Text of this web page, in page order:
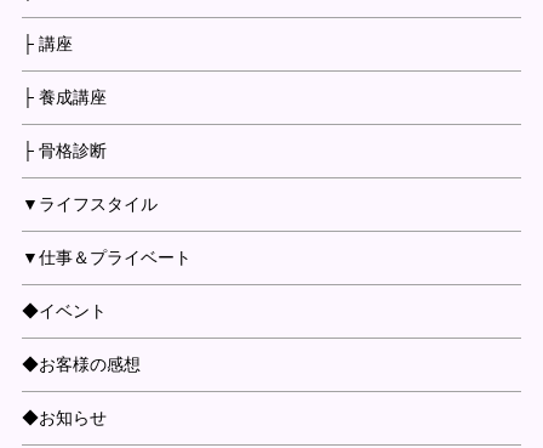
├ 講座
├ 養成講座
├ 骨格診断
▼ライフスタイル
▼仕事＆プライベート
◆イベント
◆お客様の感想
◆お知らせ